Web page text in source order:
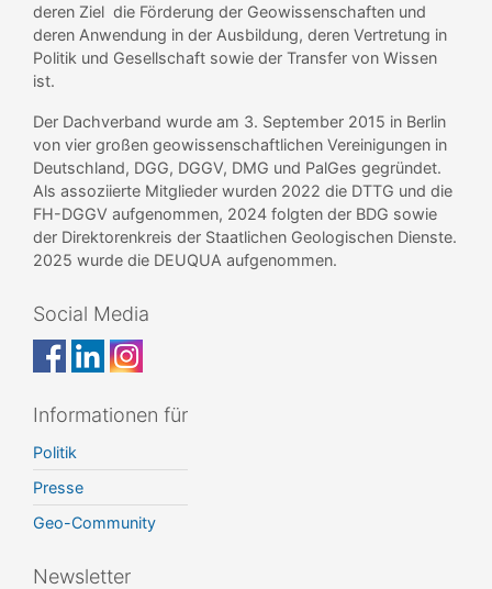
deren Ziel die Förderung der Geowissenschaften und
deren Anwendung in der Ausbildung, deren Vertretung in
Politik und Gesellschaft sowie der Transfer von Wissen
ist.
Der Dachverband wurde am 3. September 2015 in Berlin
von vier großen geowissenschaftlichen Vereinigungen in
Deutschland, DGG, DGGV, DMG und PalGes gegründet.
Als assoziierte Mitglieder wurden 2022 die DTTG und die
FH-DGGV aufgenommen, 2024 folgten der BDG sowie
der Direktorenkreis der Staatlichen Geologischen Dienste.
2025 wurde die DEUQUA aufgenommen.
Social Media
Informationen für
Politik
Presse
Geo-Community
Newsletter